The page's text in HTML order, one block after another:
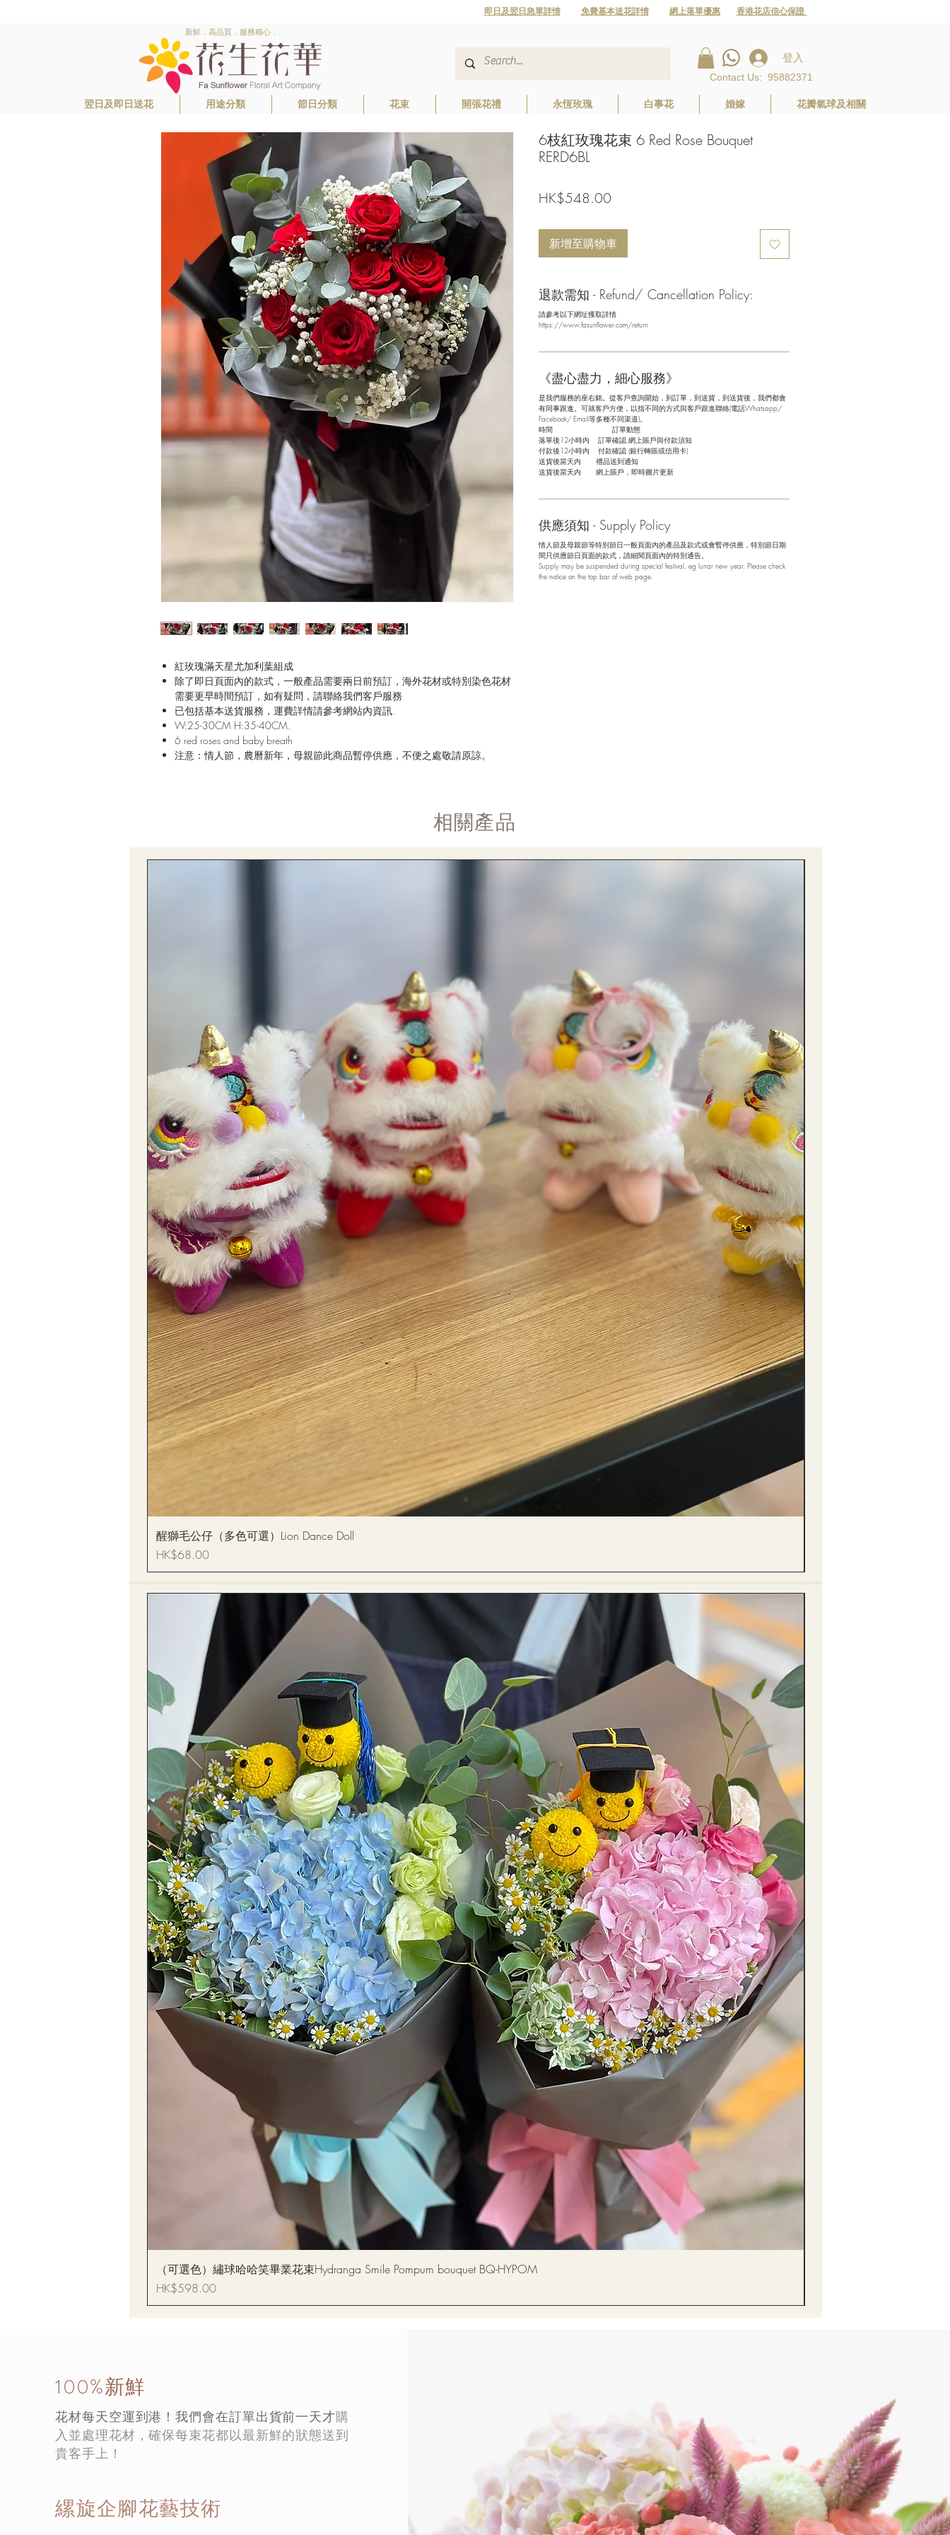
即日及翌日急單詳情 免費基本送花詳情 網上落單優惠 香港花店信心保證
新鮮．高品質．服務稱心．
登入
Contact Us: 95882371
翌日及即日送花 用途分類 節日分類 花束 開張花禮 永恆玫瑰 白事花 婚嫁 花瓣氣球及相關
紅玫瑰滿天星尤加利葉組成
除了即日頁面內的款式，一般產品需要兩日前預訂，海外花材或特別染色花材
需要更早時間預訂，如有疑問，請聯絡我們客戶服務
已包括基本送貨服務，運費詳情請參考網站內資訊.
W:25-30CM H:35-40CM.
6 red roses and baby breath
注意：情人節，農曆新年，母親節此商品暫停供應，不便之處敬請原諒。
6枝紅玫瑰花束 6 Red Rose Bouquet
RERD6BL
HK$548.00
新增至購物車
退款需知 - Refund/ Cancellation Policy:
請參考以下網址獲取詳情
https://www.fasunflower.com/return
《盡心盡力，細心服務》
是我們服務的座右銘。從客戶查詢開始，到訂單，到送貨，到送貨後，我們都會
有同事跟進。可就客戶方便，以指不同的方式與客戶跟進聯絡(電話Whatsapp/
Facebook/ Email等多種不同渠道)。
​時間 訂單動態
落單後12小時内 訂單確認,網上賬戶與付款須知
付款後12小時内 付款確認 (銀行轉賬或信用卡)
送貨後當天内 禮品送到通知
送貨後當天内 網上賬戶，即時圖片更新
供應須知 - Supply Policy
情人節及母親節等特別節日一般頁面內的產品及款式或會暫停供應，特別節日期
間只供應節日頁面的款式，請細閱頁面內的特別通告。
Supply may be suspended during special festival, eg lunar new year. Please check
the notice on the top bar of web page.
​相關產品
醒獅毛公仔（多色可選）Lion Dance Doll
價格
HK$68.00
快速瀏覽
（可選色）繡球哈哈笑畢業花束Hydranga Smile Pompum bouquet BQ-HYPOM
價格
HK$598.00
花材每天空運到港！我們會在訂單出貨前一天才購
入並處理花材，確保每束花都以最新鮮的狀態送到
貴客手上！
100%新鮮
縲旋企腳花藝技術